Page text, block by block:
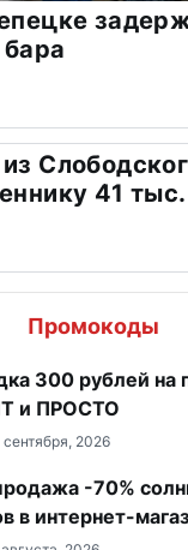
бара
41
Промокоды
300 рублей на
и ПРОСТО
2026
-70%
в интернет-